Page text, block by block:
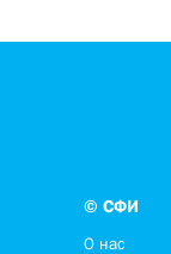
© СФИ
О нас